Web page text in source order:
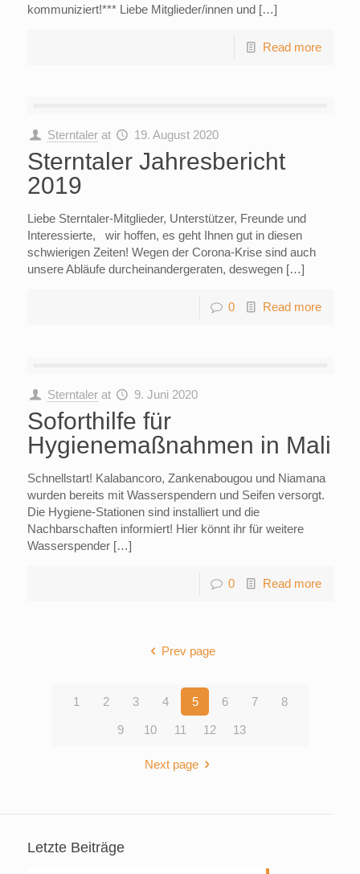
kommuniziert!*** Liebe Mitglieder/innen und […]
Read more
Sterntaler at 19. August 2020
Sterntaler Jahresbericht
2019
Liebe Sterntaler-Mitglieder, Unterstützer, Freunde und
Interessierte, wir hoffen, es geht Ihnen gut in diesen
schwierigen Zeiten! Wegen der Corona-Krise sind auch
unsere Abläufe durcheinandergeraten, deswegen […]
0 Read more
Sterntaler at 9. Juni 2020
Soforthilfe für
Hygienemaßnahmen in Mali
Schnellstart! Kalabancoro, Zankenabougou und Niamana
wurden bereits mit Wasserspendern und Seifen versorgt.
Die Hygiene-Stationen sind installiert und die
Nachbarschaften informiert! Hier könnt ihr für weitere
Wasserspender […]
0 Read more
Prev page
1 2 3 4 5 6 7 8
9 10 11 12 13
Next page
Letzte Beiträge